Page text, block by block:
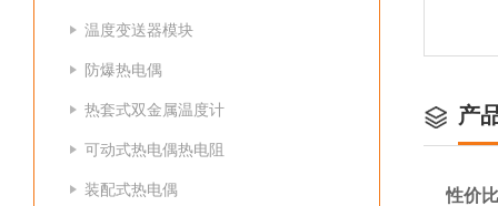
温度变送器模块
防爆热电偶
热套式双金属温度计
可动式热电偶热电阻
装配式热电偶
产
性价